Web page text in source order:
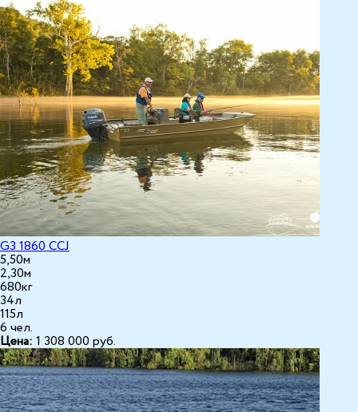
G3 1860 CCJ
5,50м
2,30м
680кг
34л
115л
6 чел.
Цена: 1 308 000 руб.